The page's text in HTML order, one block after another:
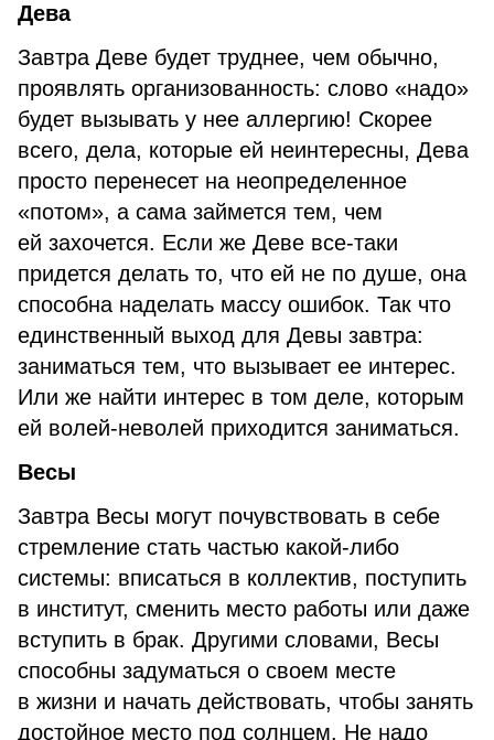
Дева
Завтра Деве будет труднее, чем обычно,
проявлять организованность: слово «надо»
будет вызывать у нее аллергию! Скорее
всего, дела, которые ей неинтересны, Дева
просто перенесет на неопределенное
«потом», а сама займется тем, чем
ей захочется. Если же Деве все-таки
придется делать то, что ей не по душе, она
способна наделать массу ошибок. Так что
единственный выход для Девы завтра:
заниматься тем, что вызывает ее интерес.
Или же найти интерес в том деле, которым
ей волей-неволей приходится заниматься.
Весы
Завтра Весы могут почувствовать в себе
стремление стать частью какой-либо
системы: вписаться в коллектив, поступить
в институт, сменить место работы или даже
вступить в брак. Другими словами, Весы
способны задуматься о своем месте
в жизни и начать действовать, чтобы занять
достойное место под солнцем. Не надо